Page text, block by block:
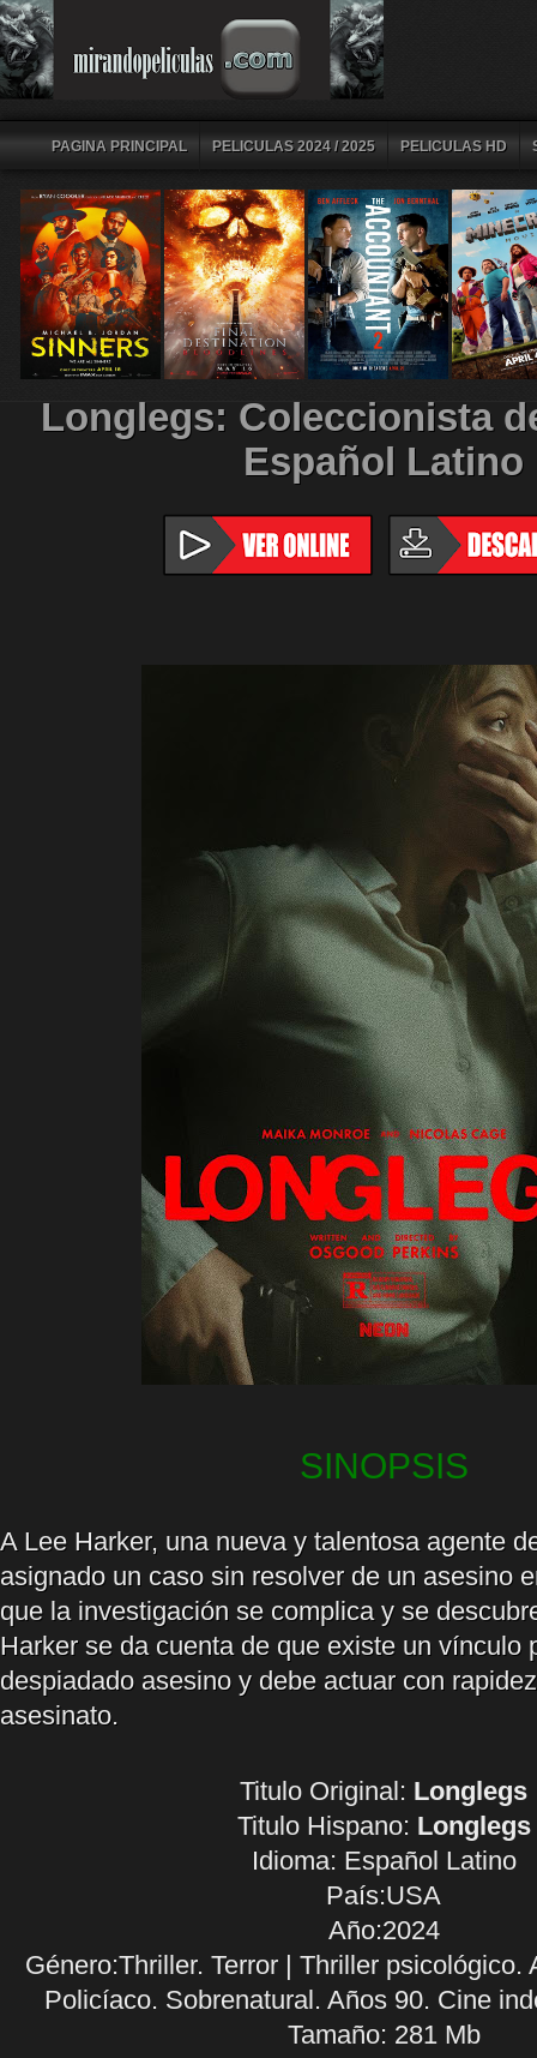
PAGINA PRINCIPAL PELICULAS 2024 / 2025 PELICULAS HD
Longlegs: Coleccionista
Español Latino
SINOPSIS
A Lee Harker, una nueva y talentosa agente
asignado un caso sin resolver de un asesino
que la investigación se complica y se
Harker se da cuenta de que existe un vínculo
despiadado asesino y debe actuar con
asesinato.
Titulo Original: Longlegs
Titulo Hispano: Longlegs
Idioma: Español Latino
País:USA
Año:2024
Género:Thriller. Terror | Thriller psicológico.
Policíaco. Sobrenatural. Años 90. Cine
Tamaño: 281 Mb